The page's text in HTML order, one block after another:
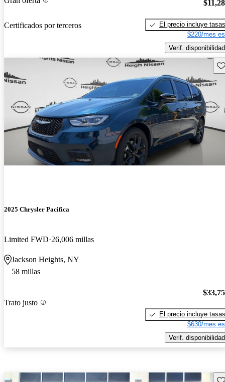
Certificados por terceros
El precio incluye tasas
$220/mes
Verif. disponibilidad
2025 Chrysler Pacifica
Limited FWD 26,006 millas
Jackson Heights, NY
58 millas
Trato justo
El precio incluye tasas
$630/mes
Verif. disponibilidad